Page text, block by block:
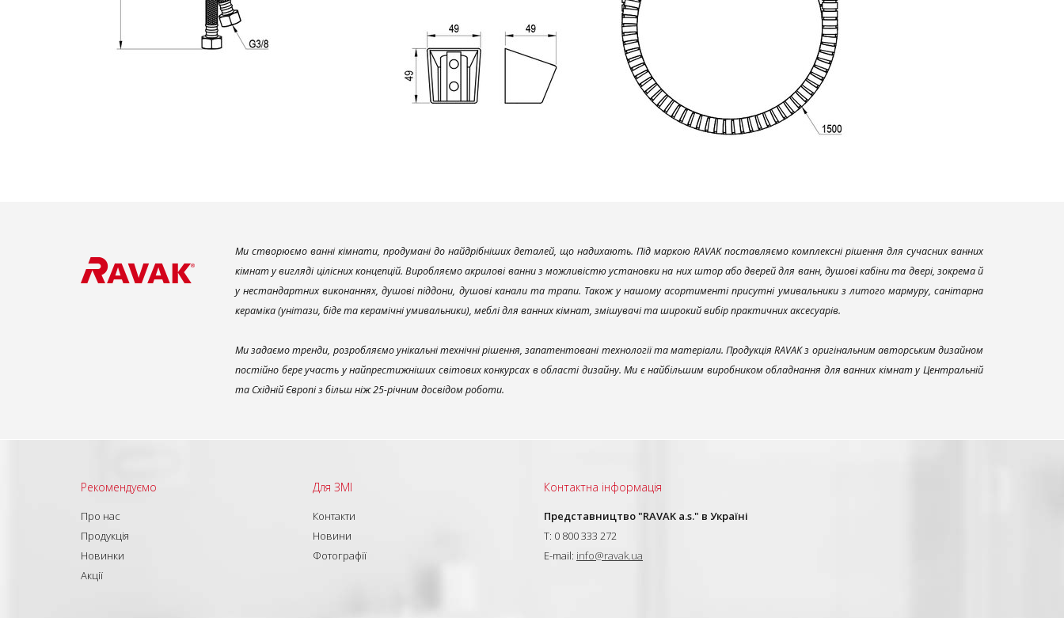
Ми створюємо ванні кімнати, продумані до найдрібніших деталей, що надихають. Під маркою RAVAK поставляємо комплексні рішення для сучасних ванних
кімнат у вигляді цілісних концепцій. Виробляємо акрилові ванни з можливістю установки на них штор або дверей для ванн, душові кабіни та двері, зокрема й
у нестандартних виконаннях, душові піддони, душові канали та трапи. Також у нашому асортименті присутні умивальники з литого мармуру, санітарна
кераміка (унітази, біде та керамічні умивальники), меблі для ванних кімнат, змішувачі та широкий вибір практичних аксесуарів.
Ми задаємо тренди, розробляємо унікальні технічні рішення, запатентовані технології та матеріали. Продукція RAVAK з оригінальним авторським дизайном
постійно бере участь у найпрестижніших світових конкурсах в області дизайну. Ми є найбільшим виробником обладнання для ванних кімнат у Центральній
та Східній Європі з більш ніж 25-річним досвідом роботи.
Рекомендуємо
Про нас
Продукція
Новинки
Акції
Для ЗМІ
Контакти
Новини
Фотографії
Контактна інформація
Представництво "RAVAK a.s." в Україні
T: 0 800 333 272
E-mail: info@ravak.ua